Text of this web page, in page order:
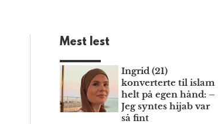
Mest lest
Ingrid (21)
konverterte til islam
helt på egen hånd: –
Jeg syntes hijab var
så fint